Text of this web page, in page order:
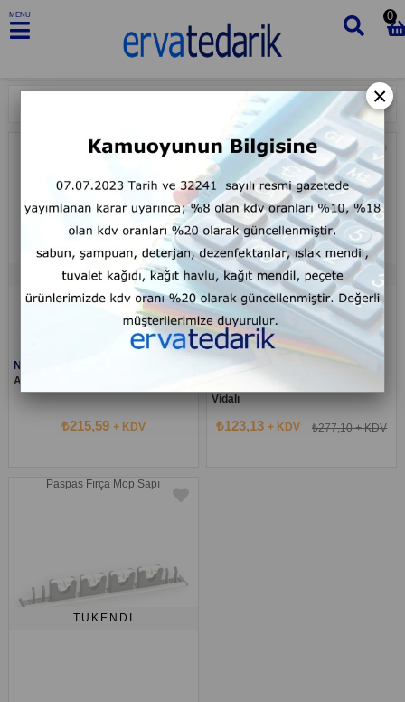
MENU 0
Filtreleme
Paspas Fırça Mop Sapı
TÜKENDI
Nossa
Alüminyum Sap Vidalı 130 cm
₺215,59 + KDV
Paspas Fırça Mop Sapı
TÜKENDI
Wesso
Vidalı
₺123,13+ KDV ₺277,10+ KDV
Paspas Fırça Mop Sapı
TÜKENDI
×